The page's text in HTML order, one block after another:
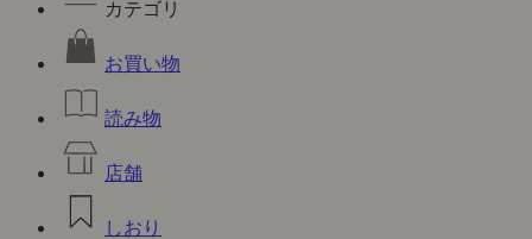
カテゴリ
お買い物
読み物
店舗
しおり